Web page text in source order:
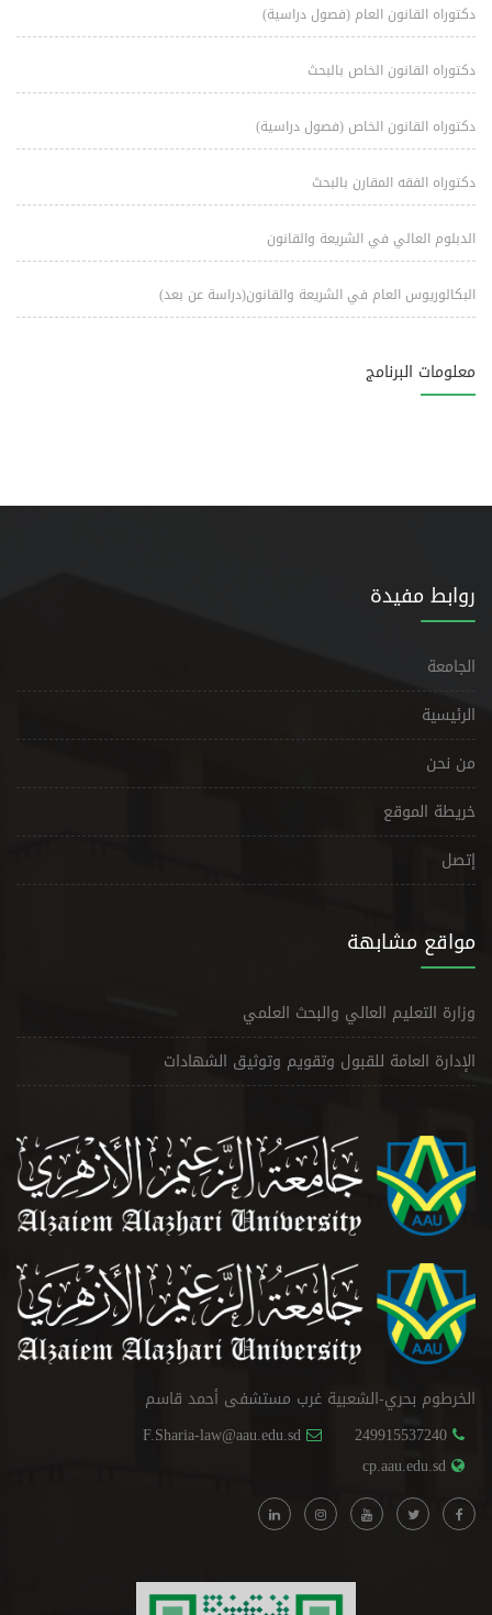
دكتوراه القانون العام (فصول دراسية)
دكتوراه القانون الخاص بالبحث
دكتوراه القانون الخاص (فصول دراسية)
دكتوراه الفقه المقارن بالبحث
الدبلوم العالي في الشريعة والقانون
البكالوريوس العام في الشريعة والقانون(دراسة عن بعد)
معلومات البرنامج
روابط مفيدة
الجامعة
الرئيسية
من نحن
خريطة الموقع
إتصل
مواقع مشابهة
وزارة التعليم العالي والبحث العلمي
الإدارة العامة للقبول وتقويم وتوثيق الشهادات
الخرطوم بحري-الشعبية غرب مستشفى أحمد قاسم
249915537240
F.Sharia-law@aau.edu.sd
cp.aau.edu.sd